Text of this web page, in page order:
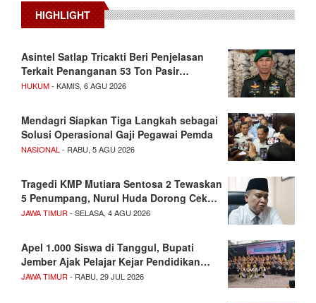
HIGHLIGHT
Asintel Satlap Tricakti Beri Penjelasan
Terkait Penanganan 53 Ton Pasir…
HUKUM- KAMIS, 6 AGU 2026
Mendagri Siapkan Tiga Langkah sebagai
Solusi Operasional Gaji Pegawai Pemda
NASIONAL - RABU, 5 AGU 2026
Tragedi KMP Mutiara Sentosa 2 Tewaskan
5 Penumpang, Nurul Huda Dorong Cek…
JAWA TIMUR - SELASA, 4 AGU 2026
Apel 1.000 Siswa di Tanggul, Bupati
Jember Ajak Pelajar Kejar Pendidikan…
JAWA TIMUR - RABU, 29 JUL 2026